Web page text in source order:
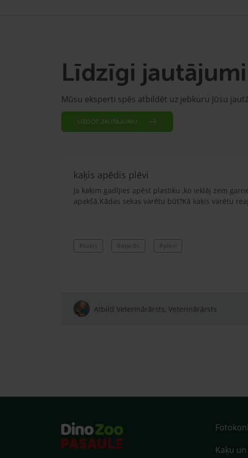
Līdzīgi jautājumi
Mūsu eksperti spēs atbildēt uz jebkuru Jūsu
UZDOT JAUTĀJUMU
kaķis apēdis plēvi
Ja kaķim gadījies apēst plastiku ,ko ieklāj zem
apakšā.Kādas sekas varētu būt?Kā kaķis varētu
#kakis #apedis #plevi
Atbild Veterinārārsts, Veterinārārsts
Kaķu